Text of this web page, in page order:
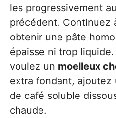
les progressivement
précédent. Continuez
obtenir une pâte
épaisse ni trop liquide.
voulez un moelleux
extra fondant, ajoutez
de café soluble
chaude.